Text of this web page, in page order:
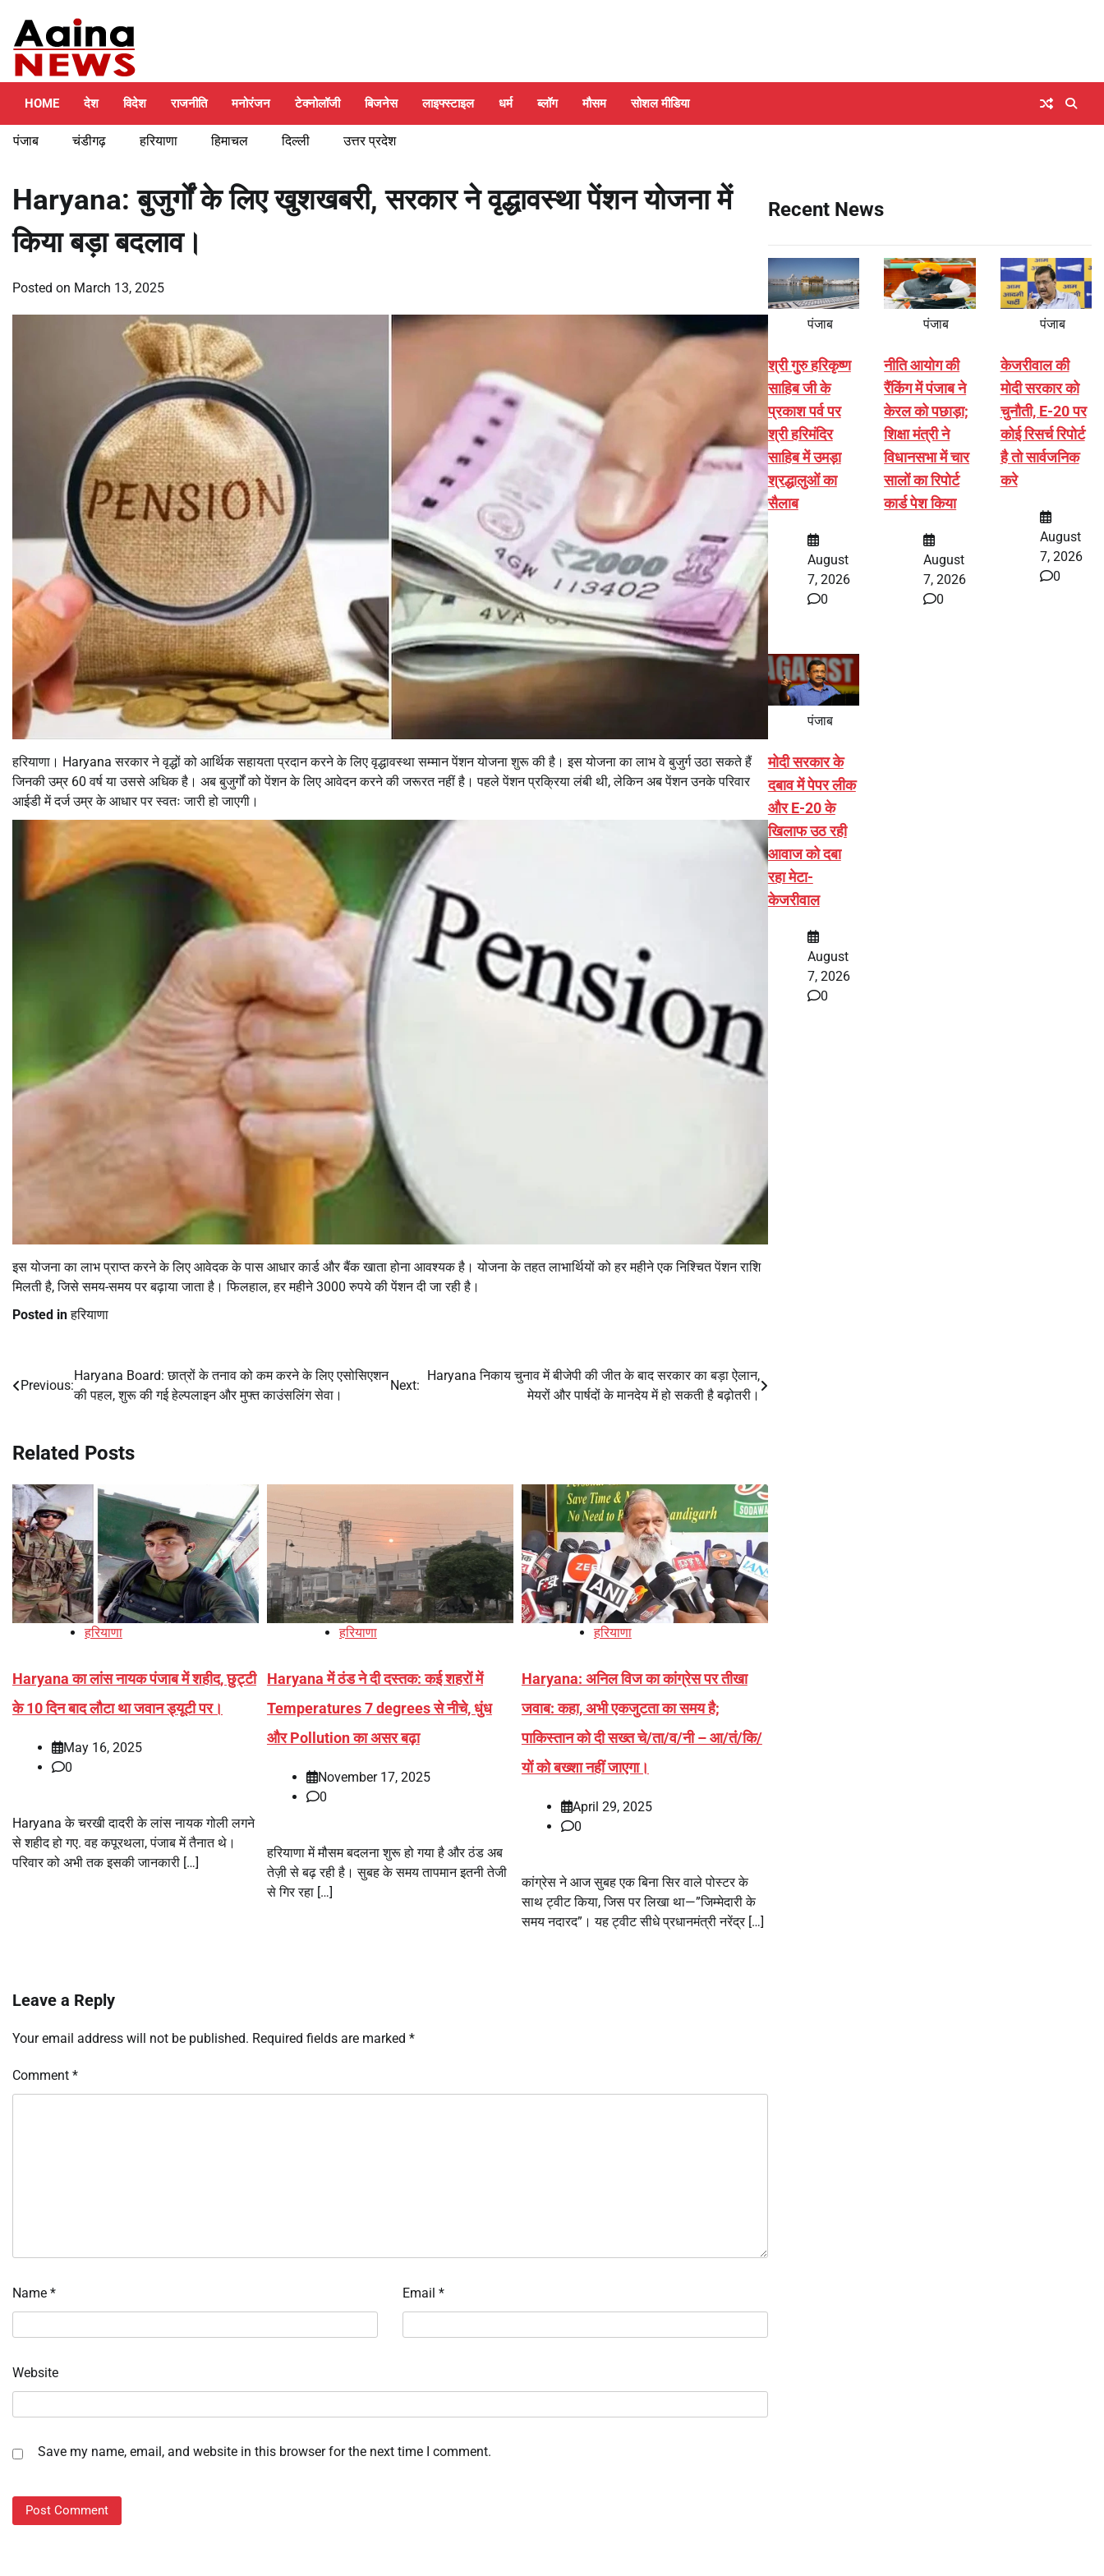
content
HOME देश विदेश राजनीति मनोरंजन टेक्नोलॉजी बिजनेस लाइफ्स्टाइल धर्म ब्लॉग मौसम सोशल मीडिया
पंजाब चंडीगढ़ हरियाणा हिमाचल दिल्ली उत्तर प्रदेश
Haryana: बुजुर्गों के लिए खुशखबरी, सरकार ने वृद्धावस्था पेंशन योजना में
किया बड़ा बदलाव।
Posted on March 13, 2025
हरियाणा। Haryana सरकार ने वृद्धों को आर्थिक सहायता प्रदान करने के लिए वृद्धावस्था सम्मान पेंशन योजना शुरू की है। इस योजना का लाभ वे बुजुर्ग उठा सकते हैं
जिनकी उम्र 60 वर्ष या उससे अधिक है। अब बुजुर्गों को पेंशन के लिए आवेदन करने की जरूरत नहीं है। पहले पेंशन प्रक्रिया लंबी थी, लेकिन अब पेंशन उनके परिवार
आईडी में दर्ज उम्र के आधार पर स्वतः जारी हो जाएगी।
इस योजना का लाभ प्राप्त करने के लिए आवेदक के पास आधार कार्ड और बैंक खाता होना आवश्यक है। योजना के तहत लाभार्थियों को हर महीने एक निश्चित पेंशन राशि
मिलती है, जिसे समय-समय पर बढ़ाया जाता है। फिलहाल, हर महीने 3000 रुपये की पेंशन दी जा रही है।
Posted inहरियाणा
Post
Previous:
Haryana Board: छात्रों के तनाव को कम करने के लिए एसोसिएशन
की पहल, शुरू की गई हेल्पलाइन और मुफ्त काउंसलिंग सेवा।
Next:
Haryana निकाय चुनाव में बीजेपी की जीत के बाद सरकार का बड़ा ऐलान,
मेयरों और पार्षदों के मानदेय में हो सकती है बढ़ोतरी।
Related Posts
हरियाणा
Haryana का लांस नायक पंजाब में शहीद, छुट्टी
के 10 दिन बाद लौटा था जवान ड्यूटी पर।
May 16, 2025
0
Haryana के चरखी दादरी के लांस नायक गोली लगने
से शहीद हो गए. वह कपूरथला, पंजाब में तैनात थे।
परिवार को अभी तक इसकी जानकारी […]
हरियाणा
Haryana में ठंड ने दी दस्तक: कई शहरों में
Temperatures 7 degrees से नीचे, धुंध
और Pollution का असर बढ़ा
November 17, 2025
0
हरियाणा में मौसम बदलना शुरू हो गया है और ठंड अब
तेज़ी से बढ़ रही है। सुबह के समय तापमान इतनी तेजी
से गिर रहा […]
हरियाणा
Haryana: अनिल विज का कांग्रेस पर तीखा
जवाब: कहा, अभी एकजुटता का समय है;
पाकिस्तान को दी सख्त चे/ता/व/नी – आ/तं/कि/
यों को बख्शा नहीं जाएगा।
April 29, 2025
0
कांग्रेस ने आज सुबह एक बिना सिर वाले पोस्टर के
साथ ट्वीट किया, जिस पर लिखा था—”जिम्मेदारी के
समय नदारद”। यह ट्वीट सीधे प्रधानमंत्री नरेंद्र […]
Leave a Reply
Your email address will not be published. Required fields are marked *
Comment *
Name * Email *
Website
Save my name, email, and website in this browser for the next time I comment.
Recent News
पंजाब
श्री गुरु हरिकृष्ण
साहिब जी के
प्रकाश पर्व पर
श्री हरिमंदिर
साहिब में उमड़ा
श्रद्धालुओं का
सैलाब
August
7, 2026
0
पंजाब
नीति आयोग की
रैंकिंग में पंजाब ने
केरल को पछाड़ा;
शिक्षा मंत्री ने
विधानसभा में चार
सालों का रिपोर्ट
कार्ड पेश किया
August
7, 2026
0
पंजाब
केजरीवाल की
मोदी सरकार को
चुनौती, E-20 पर
कोई रिसर्च रिपोर्ट
है तो सार्वजनिक
करे
August
7, 2026
0
पंजाब
मोदी सरकार के
दबाव में पेपर लीक
और E-20 के
खिलाफ उठ रही
आवाज को दबा
रहा मेटा-
केजरीवाल
August
7, 2026
0